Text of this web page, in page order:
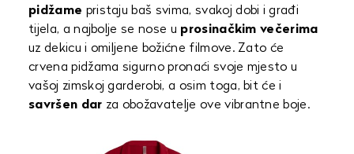
pidžame pristaju baš svima, svakoj dobi i građi
tijela, a najbolje se nose u prosinačkim večerima
uz dekicu i omiljene božićne filmove. Zato će
crvena pidžama sigurno pronaći svoje mjesto u
vašoj zimskoj garderobi, a osim toga, bit će i
savršen dar za obožavatelje ove vibrantne boje.